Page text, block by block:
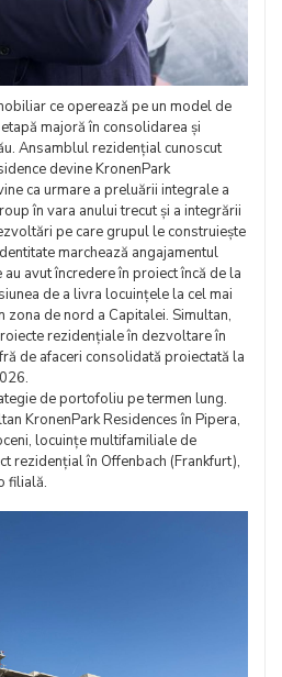
ce operează pe un model de
majoră în consolidarea și
Ansamblul rezidențial cunoscut
devine KronenPark
ca urmare a preluării integrale a
în vara anului trecut și a integrării
pe care grupul le construiește
marchează angajamentul
avut încredere în proiect încă de la
de a livra locuințele la cel mai
de nord a Capitalei. Simultan,
rezidențiale în dezvoltare în
de afaceri consolidată proiectată la
de portofoliu pe termen lung.
KronenPark Residences în Pipera,
locuințe multifamiliale de
rezidențial în Offenbach (Frankfurt),
filială.